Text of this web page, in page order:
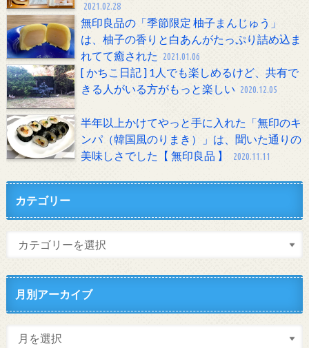
2021.02.28
無印良品の「季節限定 柚子まんじゅう」
は、柚子の香りと白あんがたっぷり詰め込ま
れてて癒された
2021.01.06
[ かちこ日記 ] 1人でも楽しめるけど、共有で
きる人がいる方がもっと楽しい 2020.12.05
半年以上かけてやっと手に入れた「無印のキ
ンパ（韓国風のりまき）」は、聞いた通りの
美味しさでした【 無印良品 】
2020.11.11
カテゴリー
月別アーカイブ